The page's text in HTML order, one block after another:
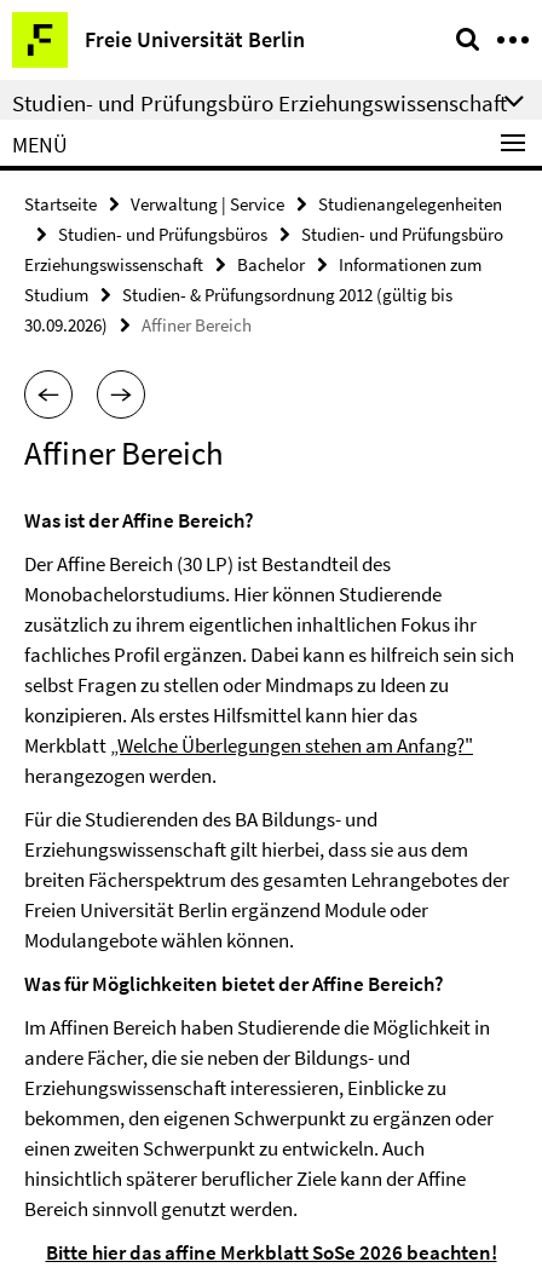
Springe
direkt
zu
Inhalt
Freie Universität Berlin
Service-
Navigation
Studien- und Prüfungsbüro Erziehungswissenschaft
MENÜ
Startseite Verwaltung | Service
Studienangelegenheiten
Studien- und Prüfungsbüros
Studien- und Prüfungsbüro
Erziehungswissenschaft
Bachelor
Informationen zum
Studium
Studien- & Prüfungsordnung 2012 (gültig bis
30.09.2026)
Affiner Bereich
Affiner Bereich
Was ist der Affine Bereich?
Der Affine Bereich (30 LP) ist Bestandteil des
Monobachelorstudiums. Hier können Studierende
zusätzlich zu ihrem eigentlichen inhaltlichen Fokus ihr
fachliches Profil ergänzen. Dabei kann es hilfreich sein sich
selbst Fragen zu stellen oder Mindmaps zu Ideen zu
konzipieren. Als erstes Hilfsmittel kann hier das
Merkblatt„Welche Überlegungen stehen am Anfang?"
herangezogen werden.
Für die Studierenden des BA Bildungs- und
Erziehungswissenschaft gilt hierbei, dass sie aus dem
breiten Fächerspektrum des gesamten Lehrangebotes der
Freien Universität Berlin ergänzend Module oder
Modulangebote wählen können.
Was für Möglichkeiten bietet der Affine Bereich?
Im Affinen Bereich haben Studierende die Möglichkeit in
andere Fächer, die sie neben der Bildungs- und
Erziehungswissenschaft interessieren, Einblicke zu
bekommen, den eigenen Schwerpunkt zu ergänzen oder
einen zweiten Schwerpunkt zu entwickeln. Auch
hinsichtlich späterer beruflicher Ziele kann der Affine
Bereich sinnvoll genutzt werden.
Bitte hier das affine Merkblatt SoSe 2026 beachten!